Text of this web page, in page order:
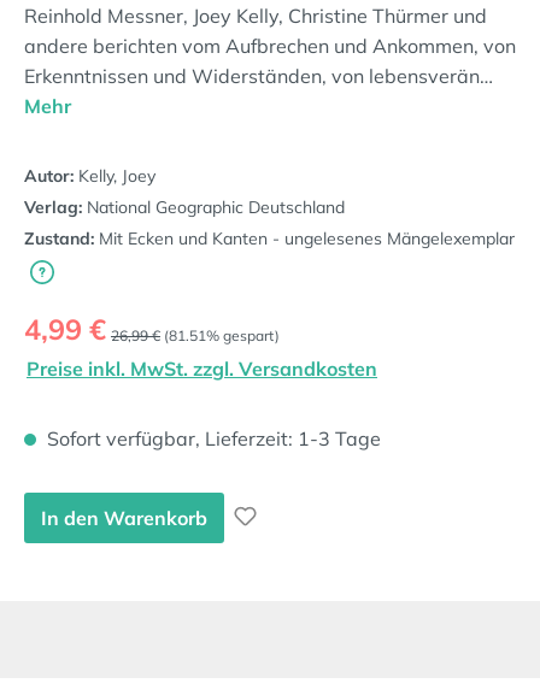
Reinhold Messner, Joey Kelly, Christine Thürmer und
andere berichten vom Aufbrechen und Ankommen, von
Erkenntnissen und Widerständen, von lebensverän…
Mehr
Autor: Kelly, Joey
Verlag: National Geographic Deutschland
Zustand: Mit Ecken und Kanten - ungelesenes Mängelexemplar
Verkaufspreis:
4,99 € Regulärer Preis:
26,99 € (81.51% gespart)
Preise inkl. MwSt. zzgl. Versandkosten
Sofort verfügbar, Lieferzeit: 1-3 Tage
In den Warenkorb